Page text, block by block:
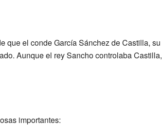
que el conde García Sánchez de Castilla, su
Aunque el rey Sancho controlaba Castilla,
importantes: